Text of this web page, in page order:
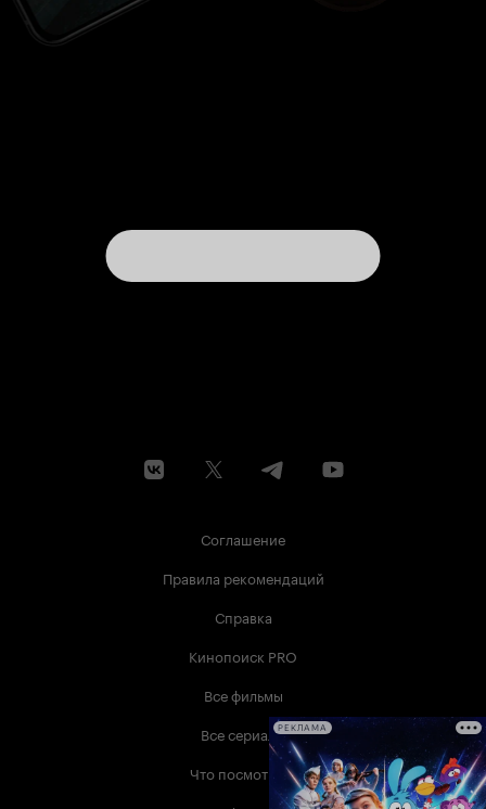
Соглашение
Правила рекомендаций
Справка
Кинопоиск PRO
Все фильмы
Все сериалы
Что посмотреть
РЕКЛАМА